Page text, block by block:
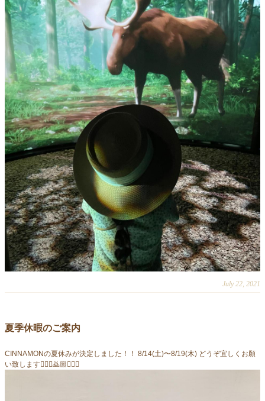
July 22, 2021
夏季休暇のご案内
CINNAMONの夏休みが決定しました！！ 8/14(土)〜8/19(木) どうぞ宜しくお願
い致します🙇🏼‍♀️🙇🏼🙇🏼‍♂️